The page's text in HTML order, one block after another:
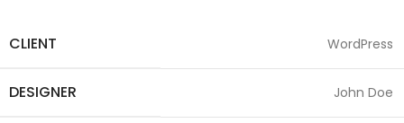
CLIENT WordPress
DESIGNER John Doe